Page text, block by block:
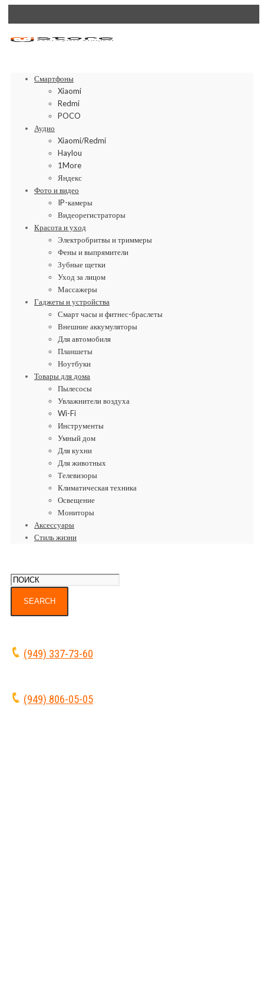
Смартфоны
Xiaomi
Redmi
POCO
Аудио
Xiaomi/Redmi
Haylou
1More
Яндекс
Фото и видео
IP-камеры
Видеорегистраторы
Красота и уход
Электробритвы и триммеры
Фены и выпрямители
Зубные щетки
Уход за лицом
Массажеры
Гаджеты и устройства
Смарт часы и фитнес-браслеты
Внешние аккумуляторы
Для автомобиля
Планшеты
Ноутбуки
Товары для дома
Пылесосы
Увлажнители воздуха
Wi-Fi
Инструменты
Умный дом
Для кухни
Для животных
Телевизоры
Климатическая техника
Освещение
Мониторы
Аксессуары
Стиль жизни
(949) 337-73-60
(949) 806-05-05